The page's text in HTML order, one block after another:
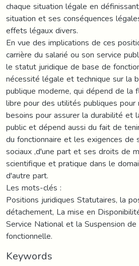
chaque situation légale en
situation et ses conséquences
effets légaux divers.
En vue des implications de ces
carrière du salarié ou son service
le statut juridique de base de
nécessité légale et technique sur la
publique moderne, qui dépend de la
libre pour des utilités publiques pour
besoins pour assurer la durabilité et
public et dépend aussi du fait de
du fonctionnaire et les exigences
sociaux ,d'une part et ses droits de
scientifique et pratique dans le
d'autre part.
Les mots-clés :
Positions juridiques Statutaires, la
détachement, La mise en
Service National et la Suspension
fonctionnelle.
Keywords